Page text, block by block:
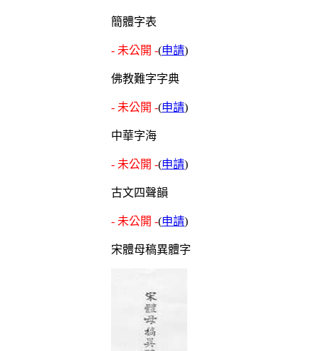
簡體字表
- 未公開 -(申請)
佛教難字字典
- 未公開 -(申請)
中華字海
- 未公開 -(申請)
古文四聲韻
- 未公開 -(申請)
宋體母稿異體字